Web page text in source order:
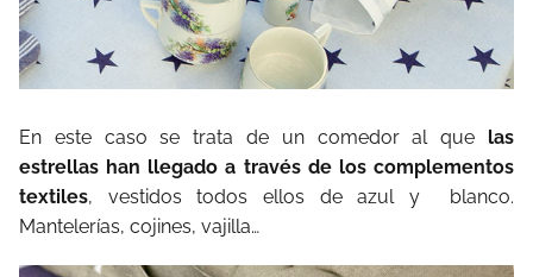
En este caso se trata de un comedor al que las
estrellas han llegado a través de los complementos
textiles, vestidos todos ellos de azul y blanco.
Mantelerías, cojines, vajilla…